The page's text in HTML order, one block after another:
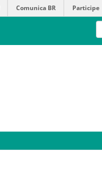
Comunica BR Participe